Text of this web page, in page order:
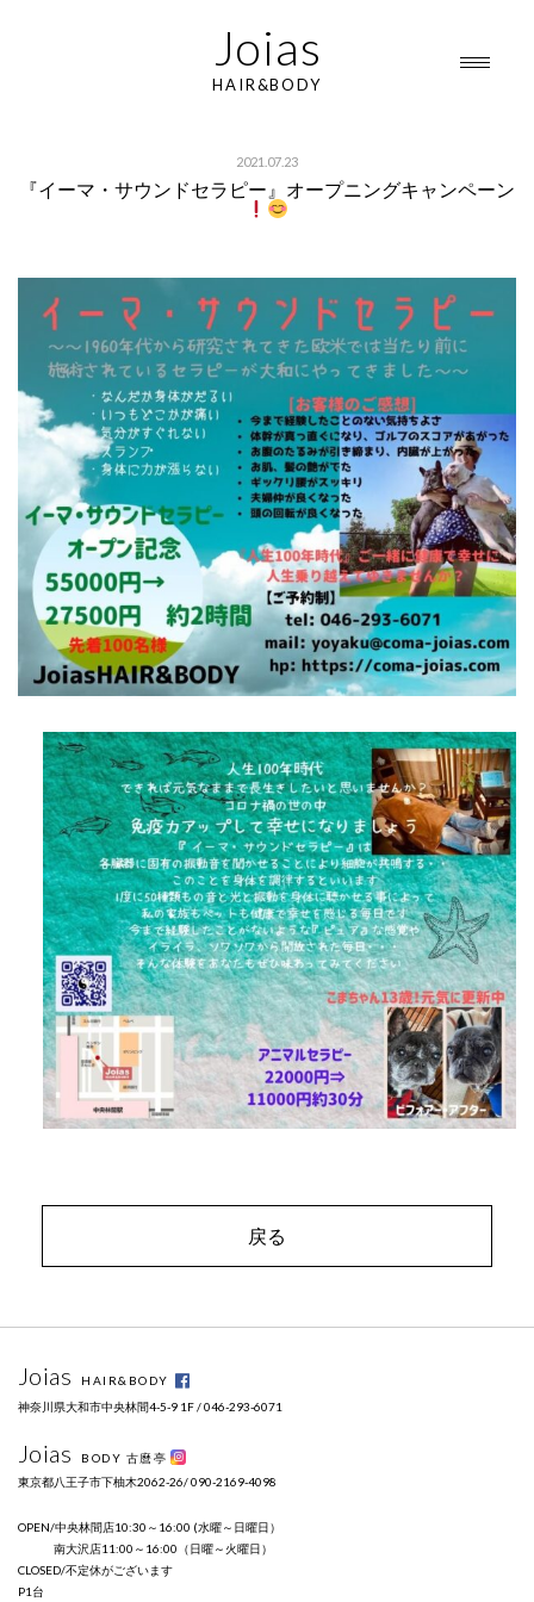
Joias
HAIR&BODY
2021.07.23
『イーマ・サウンドセラピー』オープニングキャンペーン
戻る
Joias
HAIR&BODY
神奈川県大和市中央林間4-5-9 1F / 046-293-6071
Joias
BODY 古麿亭
東京都八王子市下柚木2062-26/ 090-2169-4098
OPEN/中央林間店10:30～16:00 (水曜～日曜日）
南大沢店11:00～16:00（日曜～火曜日）
CLOSED/不定休がございます
P1台